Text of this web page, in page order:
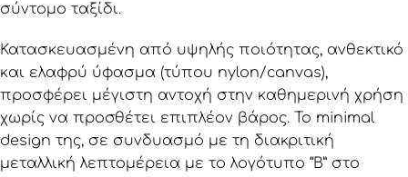
σύντομο ταξίδι.
Κατασκευασμένη από υψηλής ποιότητας, ανθεκτικό
και ελαφρύ ύφασμα (τύπου nylon/canvas),
προσφέρει μέγιστη αντοχή στην καθημερινή χρήση
χωρίς να προσθέτει επιπλέον βάρος. Το minimal
design της, σε συνδυασμό με τη διακριτική
μεταλλική λεπτομέρεια με το λογότυπο “B” στο